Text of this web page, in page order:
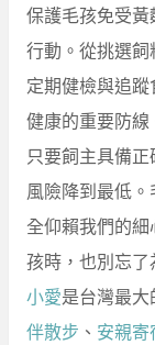
保護毛孩免受
行動。從挑選
定期健檢與追
健康的重要防
只要飼主具備
風險降到最低
全仰賴我們的
孩時，也別忘
小愛是台灣最
伴散步 、 安親寄